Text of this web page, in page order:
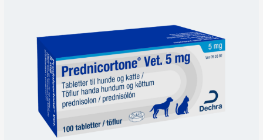
clínica
pequeños
animales:
prednisolona
eficaz,
flexible